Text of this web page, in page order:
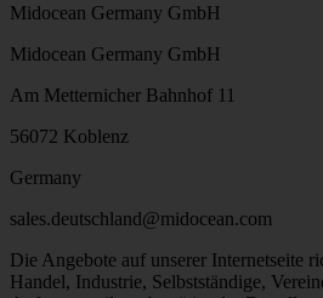
Midocean Germany GmbH
Midocean Germany GmbH
Am Metternicher Bahnhof 11
56072 Koblenz
Germany
sales.deutschland@midocean.com
Die Angebote auf unserer Internetseite
Handel, Industrie, Selbstständige,